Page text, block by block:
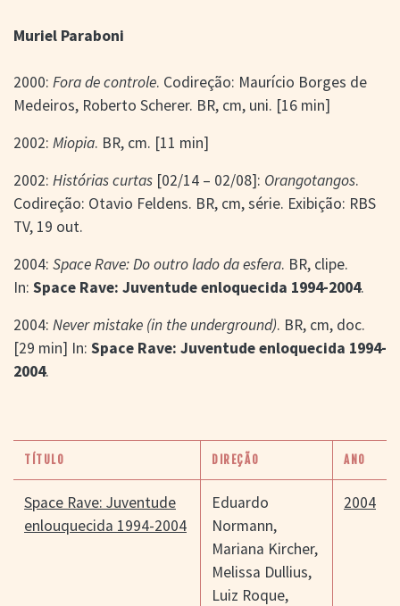
> BUSCA AVANÇADA
> FILMOGRAFIAS DE
CINEASTAS
> DISCOGRAFIAS
LOCALIZAÇÃO
Muriel Paraboni
2000: Fora de controle. Codireção: Maurício Borges de
Medeiros, Roberto Scherer. BR, cm, uni. [16 min]
2002: Miopia. BR, cm. [11 min]
2002: Histórias curtas [02/14 – 02/08]: Orangotangos.
Codireção: Otavio Feldens. BR, cm, série. Exibição: RBS
TV, 19 out.
2004: Space Rave: Do outro lado da esfera. BR, clipe.
In: Space Rave: Juventude enloquecida 1994-2004.
2004: Never mistake (in the underground). BR, cm, doc.
[29 min] In: Space Rave: Juventude enloquecida 1994-
2004.
TÍTULO DIREÇÃO ANO
Space Rave: Juventude
enlouquecida 1994-2004
Eduardo
Normann,
Mariana Kircher,
Melissa Dullius,
Luiz Roque,
2004